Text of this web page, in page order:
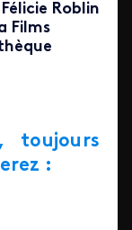
Roblin
Films
toujours
: